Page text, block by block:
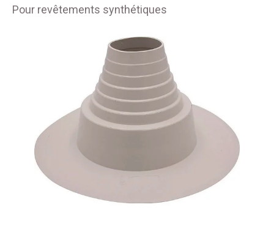
Pour revêtements synthétiques